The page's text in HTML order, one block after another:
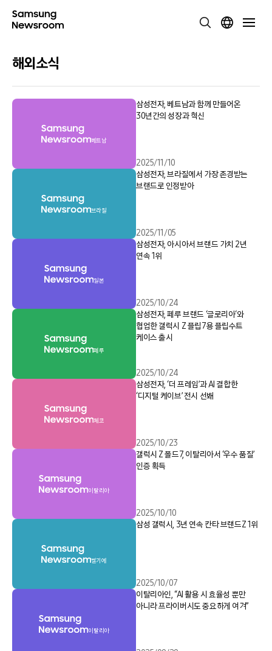
해외소식
베트남
삼성전자, 베트남과 함께 만들어온
30년간의 성장과 혁신
2025/11/10
브라질
삼성전자, 브라질에서 가장 존경받는
브랜드로 인정받아
2025/11/05
일본
삼성전자, 아시아서 브랜드 가치 2년
연속 1위
2025/10/24
페루
삼성전자, 페루 브랜드 ‘글로리아‘와
협업한 갤럭시 Z 플립7용 플립수트
케이스 출시
2025/10/24
체코
삼성전자, ‘더 프레임’과 AI 결합한
‘디지털 케이브’ 전시 선봬
2025/10/23
이탈리아
갤럭시 Z 폴드7, 이탈리아서 ‘우수 품질’
인증 획득
2025/10/10
벨기에
삼성 갤럭시, 3년 연속 칸타 브랜드Z 1위
2025/10/07
이탈리아
이탈리아인, “AI 활용 시 효율성 뿐만
아니라 프라이버시도 중요하게 여겨”